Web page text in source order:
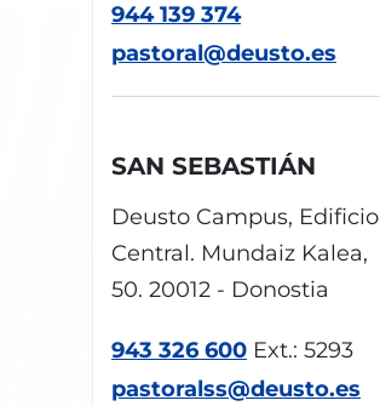
944 139 374
pastoral@deusto.es
SAN SEBASTIÁN
Deusto Campus, Edificio
Central. Mundaiz Kalea,
50. 20012 - Donostia
943 326 600 Ext.: 5293
pastoralss@deusto.es